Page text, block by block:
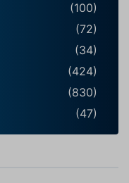
(100)
(72)
(34)
(424)
(830)
(47)